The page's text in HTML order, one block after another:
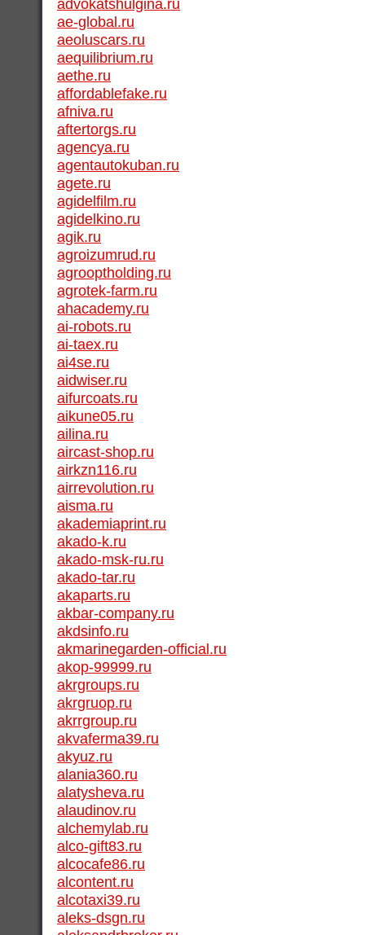
advokatshulgina.ru
ae-global.ru
aeoluscars.ru
aequilibrium.ru
aethe.ru
affordablefake.ru
afniva.ru
aftertorgs.ru
agencya.ru
agentautokuban.ru
agete.ru
agidelfilm.ru
agidelkino.ru
agik.ru
agroizumrud.ru
agrooptholding.ru
agrotek-farm.ru
ahacademy.ru
ai-robots.ru
ai-taex.ru
ai4se.ru
aidwiser.ru
aifurcoats.ru
aikune05.ru
ailina.ru
aircast-shop.ru
airkzn116.ru
airrevolution.ru
aisma.ru
akademiaprint.ru
akado-k.ru
akado-msk-ru.ru
akado-tar.ru
akaparts.ru
akbar-company.ru
akdsinfo.ru
akmarinegarden-official.ru
akop-99999.ru
akrgroups.ru
akrgruop.ru
akrrgroup.ru
akvaferma39.ru
akyuz.ru
alania360.ru
alatysheva.ru
alaudinov.ru
alchemylab.ru
alco-gift83.ru
alcocafe86.ru
alcontent.ru
alcotaxi39.ru
aleks-dsgn.ru